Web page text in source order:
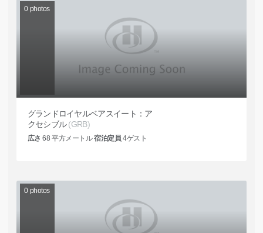
0 photos
グランドロイヤルベアスイート：ア
クセシブル (GRB)
広さ 68 平方メートル宿泊定員 4ゲスト
0 photos